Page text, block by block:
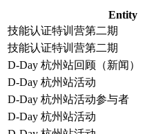
Entity
技能认证特训营第二期
技能认证特训营第二期
D-Day 杭州站回顾（新闻）
D-Day 杭州站活动
D-Day 杭州站活动参与者
D-Day 杭州站活动